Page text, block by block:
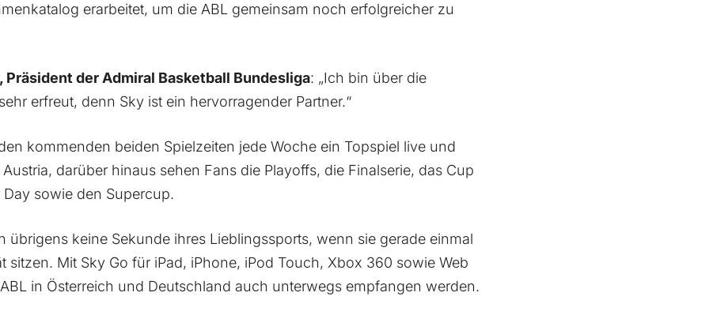
erarbeitet, um die ABL gemeinsam noch erfolgreicher zu
Präsident der Admiral Basketball Bundesliga: „Ich bin über die
erfreut, denn Sky ist ein hervorragender Partner.“
kommenden beiden Spielzeiten jede Woche ein Topspiel live und
darüber hinaus sehen Fans die Playoffs, die Finalserie, das Cup
Day sowie den Supercup.
übrigens keine Sekunde ihres Lieblingssports, wenn sie gerade einmal
sitzen. Mit Sky Go für iPad, iPhone, iPod Touch, Xbox 360 sowie Web
in Österreich und Deutschland auch unterwegs empfangen werden.